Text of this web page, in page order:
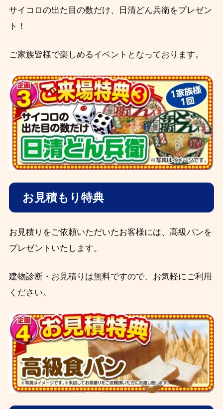
サイコロの出た目の数だけ、日清どん兵衛をプレゼン
ト！
ご家族皆様で楽しめるイベントとなっております。
お見積もり特典
お見積りをご依頼いただいたお客様には、高級パンを
プレゼントいたします。
建物診断・お見積りは無料ですので、お気軽にご利用
ください。